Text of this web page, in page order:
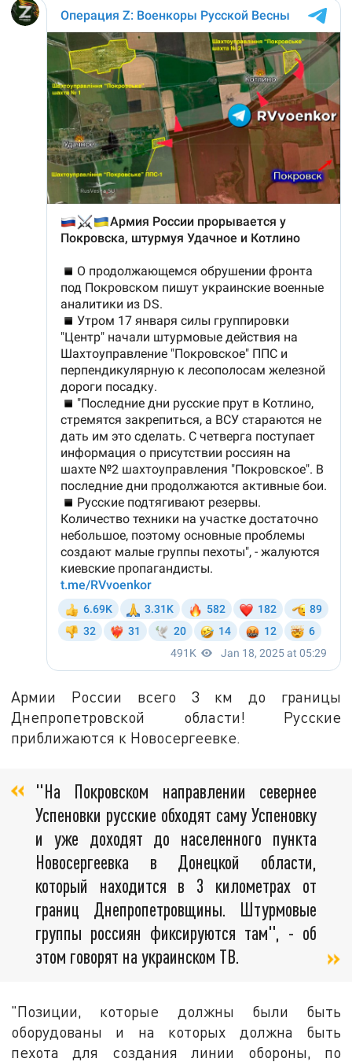
Армии России всего 3 км до границы
Днепропетровской области! Русские
приближаются к Новосергеевке.
"На Покровском направлении севернее
Успеновки русские обходят саму Успеновку
и уже доходят до населенного пункта
Новосергеевка в Донецкой области,
который находится в 3 километрах от
границ Днепропетровщины. Штурмовые
группы россиян фиксируются там", - об
этом говорят на украинском ТВ.
"Позиции, которые должны были быть
оборудованы и на которых должна быть
пехота для создания линии обороны, по